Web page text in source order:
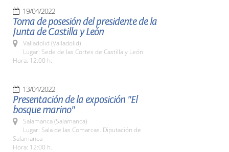
19/04/2022
Toma de posesión del presidente de la
Junta de Castilla y León
Valladolid (Valladolid)
Lugar: Sede de las Cortes de Castilla y León
Hora: 12:00 h.
13/04/2022
Presentación de la exposición "El
bosque marino"
Salamanca (Salamanca)
Lugar: Sala de las Comarcas. Diputación de
Salamanca
Hora: 12:00 h.